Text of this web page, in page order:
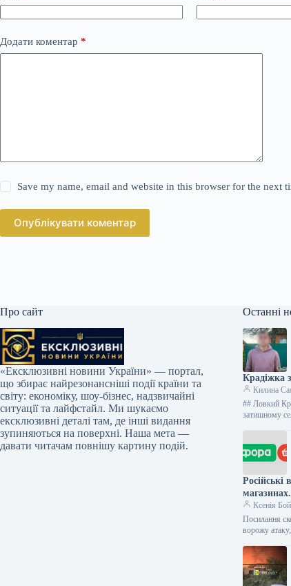
Додати коментар *
Save my name, email and website in this browser for the next
Опублікувати коментар
Про сайт
«Ексклюзивні новини України» — портал,
що збирає найрезонансніші події країни та
світу: економіку, шоу-бізнес, надзвичайні
ситуації та лайфстайл. Ми шукаємо
ексклюзивні деталі там, де інші видання
зупиняються на поверхні. Наша мета —
давати читачам повнішу картину подій.
Останні
Крадіжка
Килина
## Ловкий
затишному
магазинах.
Ксенія
Посилання
ворожу